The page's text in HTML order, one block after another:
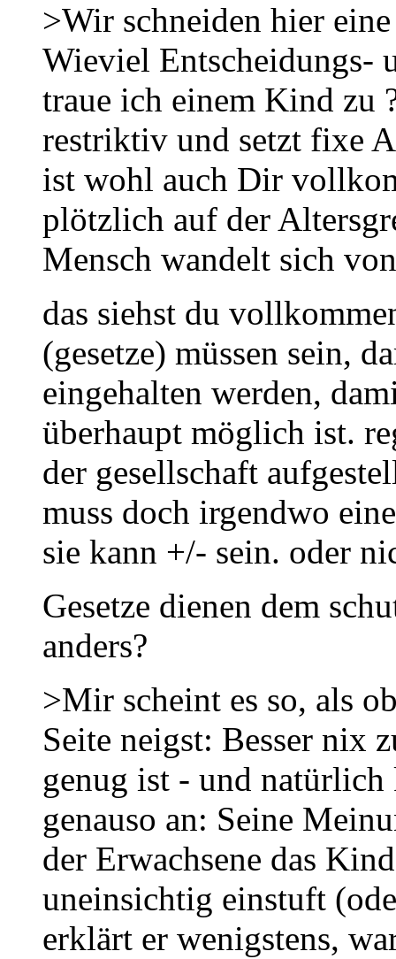
>Wir schneiden hier
Wieviel Entscheidungs-
traue ich einem Kind zu
restriktiv und setzt fixe
ist wohl auch Dir
plötzlich auf der
Mensch wandelt sich
das siehst du
(gesetze) müssen sein,
eingehalten werden,
überhaupt möglich ist.
der gesellschaft
muss doch irgendwo
sie kann +/- sein. oder
Gesetze dienen dem
anders?
>Mir scheint es so, als
Seite neigst: Besser nix
genug ist - und
genauso an: Seine
der Erwachsene das
uneinsichtig einstuft
erklärt er wenigstens,